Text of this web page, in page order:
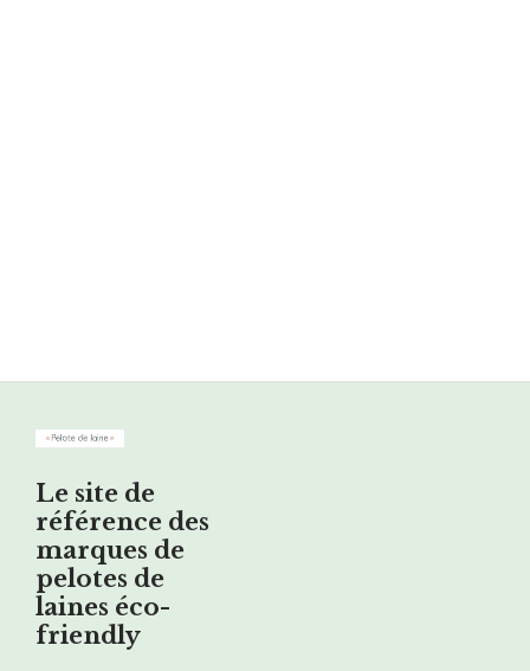
Le site de
référence des
marques de
pelotes de
laines éco-
friendly